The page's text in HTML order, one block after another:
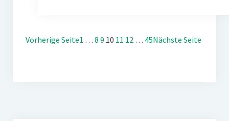
Vorherige Seite1 … 8 9 10 11 12 … 45Nächste Seite